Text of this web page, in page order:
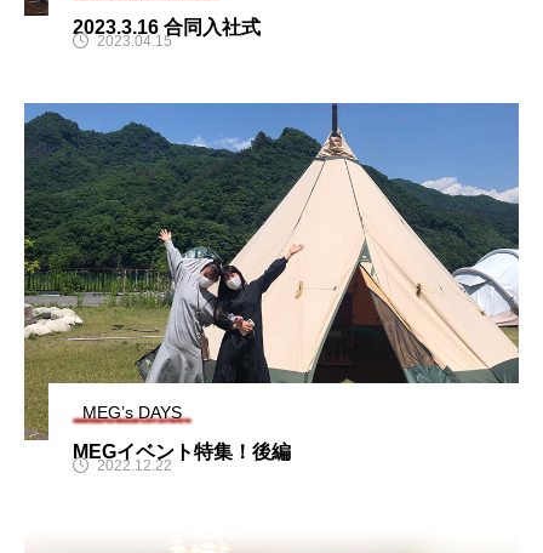
CAL CALからMEG MEG
インタビュー おもてなし プライベート
大自然 寮 採用試験 着物
福利厚生 給料
2023.3.16 合同入社式
2023.04.15
MEG’s DAYS
MEGイベント特集！後編
2022.12.22